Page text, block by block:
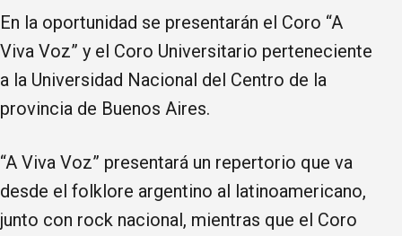
En la oportunidad se presentarán el Coro “A
Viva Voz” y el Coro Universitario perteneciente
a la Universidad Nacional del Centro de la
provincia de Buenos Aires.
“A Viva Voz” presentará un repertorio que va
desde el folklore argentino al latinoamericano,
junto con rock nacional, mientras que el Coro